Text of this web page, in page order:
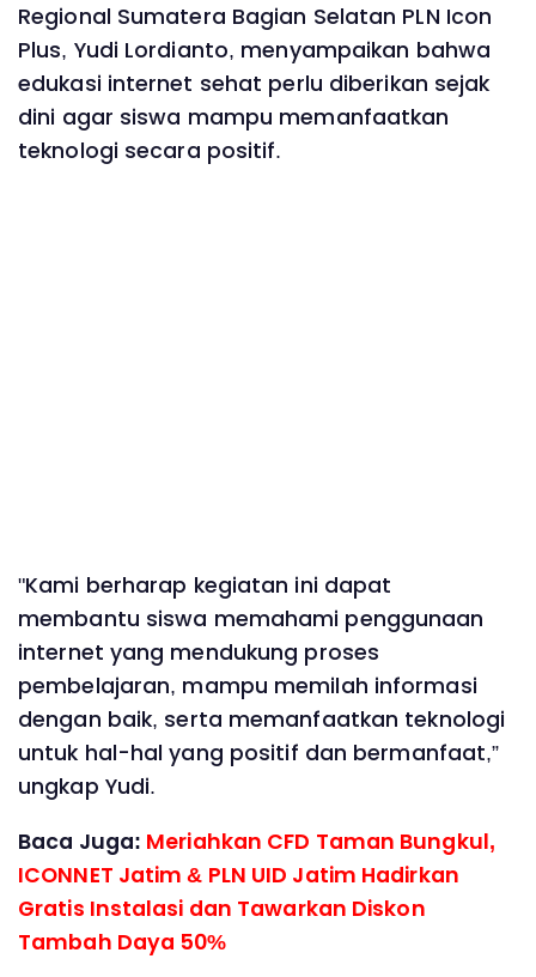
Regional Sumatera Bagian Selatan PLN Icon
Plus, Yudi Lordianto, menyampaikan bahwa
edukasi internet sehat perlu diberikan sejak
dini agar siswa mampu memanfaatkan
teknologi secara positif.
"Kami berharap kegiatan ini dapat
membantu siswa memahami penggunaan
internet yang mendukung proses
pembelajaran, mampu memilah informasi
dengan baik, serta memanfaatkan teknologi
untuk hal-hal yang positif dan bermanfaat,”
ungkap Yudi.
Baca Juga: Meriahkan CFD Taman Bungkul,
ICONNET Jatim & PLN UID Jatim Hadirkan
Gratis Instalasi dan Tawarkan Diskon
Tambah Daya 50%